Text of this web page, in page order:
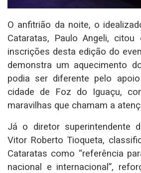
O anfitrião da noite, o
Cataratas, Paulo Angeli,
inscrições desta edição do
demonstra um aquecimento
podia ser diferente pelo
cidade de Foz do Iguaçu,
maravilhas que chamam a
Já o diretor superintendente
Vitor Roberto Tioqueta,
Cataratas como “referência
nacional e internacional”,